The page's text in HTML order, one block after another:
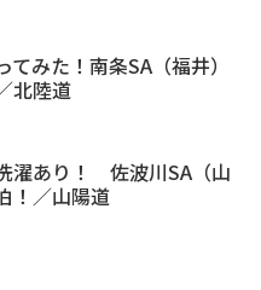
てみた！南条SA（福井）
北陸道
濯あり！ 佐波川SA（山
！／山陽道